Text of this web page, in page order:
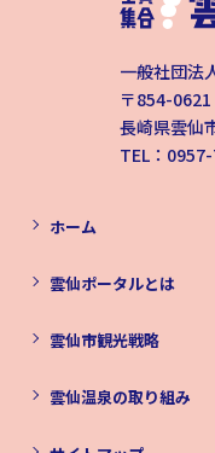
一般社団法
〒854-0621
長崎県雲仙
TEL：
ホーム
雲仙ポータルとは
雲仙市観光戦略
雲仙温泉の取り組み